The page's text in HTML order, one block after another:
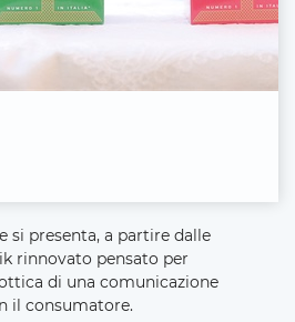
si presenta, a partire dalle
rinnovato pensato per
di una comunicazione
il consumatore.